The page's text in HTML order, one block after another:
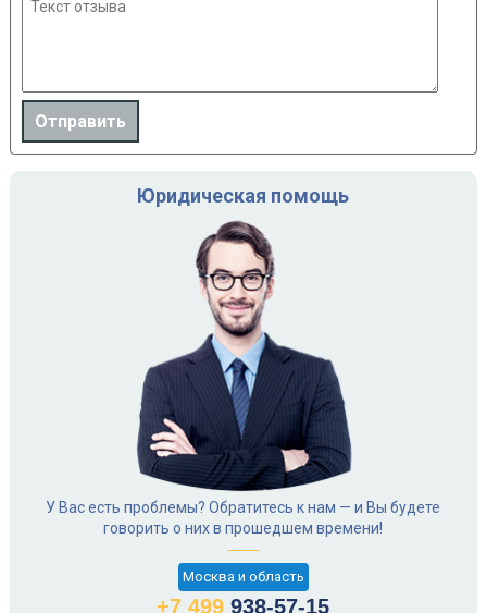
Юридическая помощь
У Вас есть проблемы? Обратитесь к нам — и Вы будете
говорить о них в прошедшем времени!
Москва и область
+7 499 938-57-15